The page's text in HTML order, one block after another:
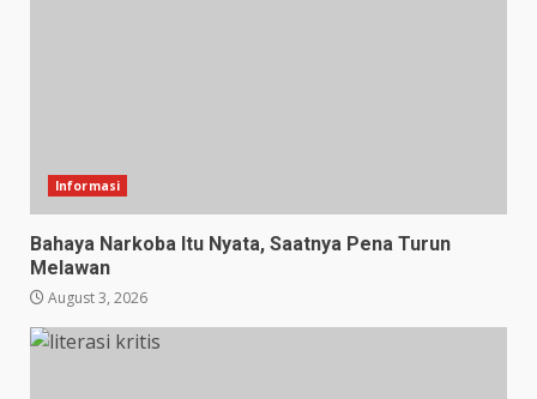
Informasi
Bahaya Narkoba Itu Nyata, Saatnya Pena Turun
Melawan
August 3, 2026